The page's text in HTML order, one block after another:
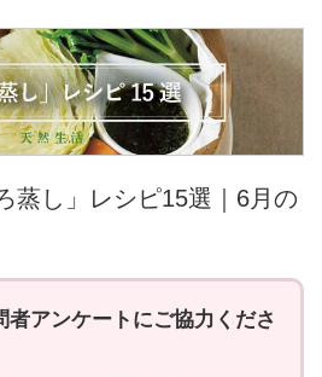
蒸し」レシピ15選｜6月の